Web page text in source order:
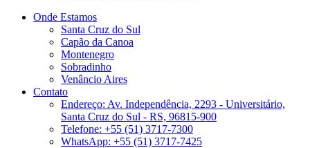
Onde Estamos
Santa Cruz do Sul
Capão da Canoa
Montenegro
Sobradinho
Venâncio Aires
Contato
Endereço: Av. Independência, 2293 - Universitário,
Santa Cruz do Sul - RS, 96815-900
Telefone: +55 (51) 3717-7300
WhatsApp: +55 (51) 3717-7425